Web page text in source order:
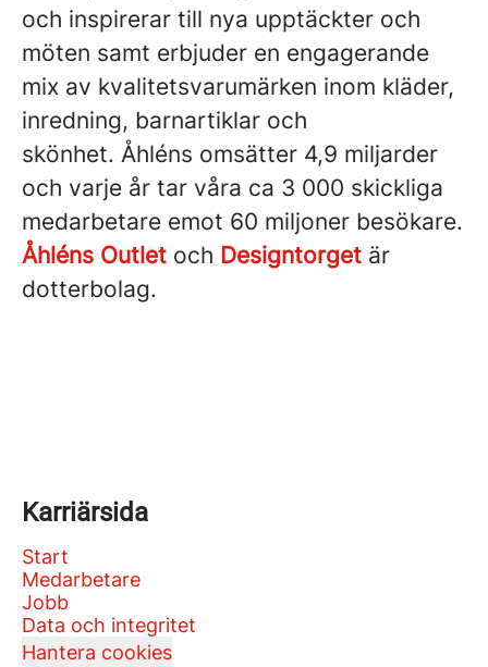
och inspirerar till nya upptäckter och
möten samt erbjuder en engagerande
mix av kvalitetsvarumärken inom kläder,
inredning, barnartiklar och
skönhet. Åhléns omsätter 4,9 miljarder
och varje år tar våra ca 3 000 skickliga
medarbetare emot 60 miljoner besökare.
Åhléns Outlet och Designtorget är
dotterbolag.
Karriärsida
Start
Medarbetare
Jobb
Data och integritet
Hantera cookies